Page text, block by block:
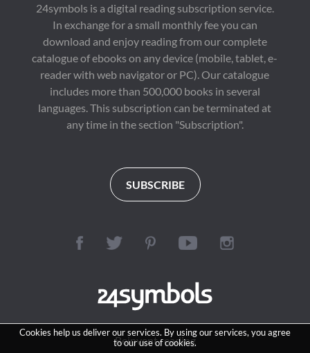
Cookies help us deliver our services. By using our services, you agree
to our use of cookies.
24symbols is a digital reading subscription service.
In exchange for a small monthly fee you can
download and enjoy reading from our complete
catalogue of ebooks on any device (mobile, tablet, e-
reader with web navigator or PC). Our catalogue
includes more than 500,000 books in several
languages. This subscription can be terminated at
any time in the section "Subscription".
SUBSCRIBE
Reinvent reading